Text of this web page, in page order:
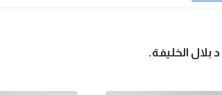
د بلال الخليفة.